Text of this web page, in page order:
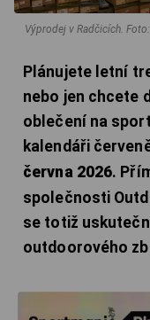
Výprodej v Radčicích.
Plánujete letní
nebo jen chcete
oblečení na
kalendáři
června 2026.
společnosti
se totiž
outdoorového